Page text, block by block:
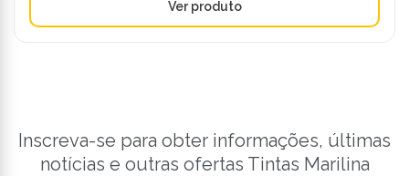
Inscreva-se para obter informações, últimas
notícias e outras ofertas Tintas Marilina